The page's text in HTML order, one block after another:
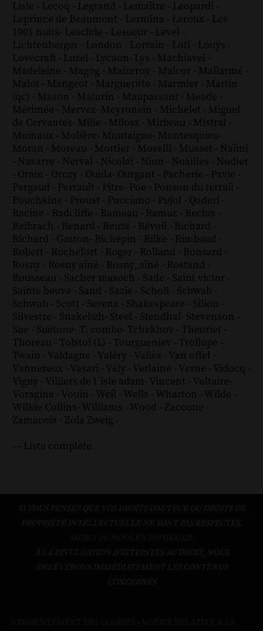
Lisle - Lecoq - Legrand - Lemaître - Leopardi -
Leprince de Beaumont - Lermina - Leroux - Les
1001 nuits- Lesclide - Lesueur - Level -
Lichtenberger - London - Lorrain - Loti - Louÿs -
Lovecraft - Luzel - Lycaon- Lys - Machiavel -
Madeleine - Magog - Maizeroy - Malcor - Mallarmé -
Malot - Mangeot - Margueritte - Marmier - Martin
(qc) - Mason - Maturin - Maupassant - Meade -
Mérimée - Mervez- Meyronein - Michelet - Miguel
de Cervantes- Mille - Milosz - Mirbeau - Mistral -
Moinaux - Molière- Montaigne- Montesquieu-
Moran - Moreau - Mortier - Moselli - Musset - Naïmi
- Navarre - Nerval - Nicolaï - Nion - Noailles - Nodier
- Orain - Orczy - Ouida- Ourgant - Pacherie - Pavie -
Pergaud - Perrault - Pitre- Poe - Ponson du terrail -
Pouchkine - Proust - Pucciano - Pujol - Qaderi -
Racine - Radcliffe - Rameau - Ramuz - Reclus -
Reibrach - Renard - Reuzé - Révoil - Richard -
Richard - Gaston- Richepin - Rilke - Rimbaud -
Robert - Rochefort - Roger - Rolland - Ronsard -
Rosny - Rosny aîné - Rosny_aîné - Rostand -
Rousseau - Sacher masoch - Sade - Saint victor -
Sainte beuve - Sand - Sazie - Scholl - Schwab -
Schwob - Scott - Serena - Shakespeare - Silion -
Silvestre - Snakebzh- Steel - Stendhal- Stevenson -
Sue - Suétone- T. combe- Tchekhov - Theuriet -
Thoreau - Tolstoï (L) - Tourgueniev - Trollope -
Twain - Valdagne - Valéry - Vallès - Van offel -
Vannereux - Vasari - Vély - Verlaine - Verne - Vidocq -
Vigny - Villiers de l´isle adam- Vincent - Voltaire-
Voragine - Vouin - Weil - Wells - Wharton - Wilde -
Wilkie Collins- Williams - Wood - Zaccone -
Zamacoïs - Zola Zweig -
--- Liste complète